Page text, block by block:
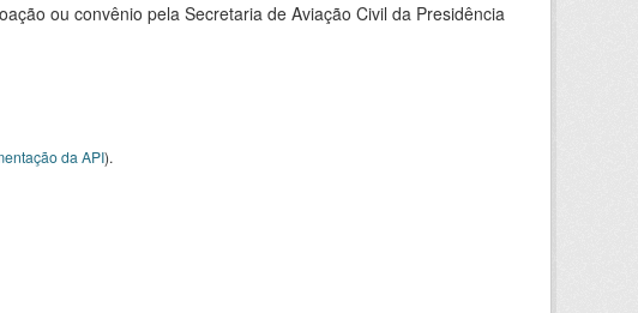
ou convênio pela Secretaria de Aviação Civil da Presidência
da API).